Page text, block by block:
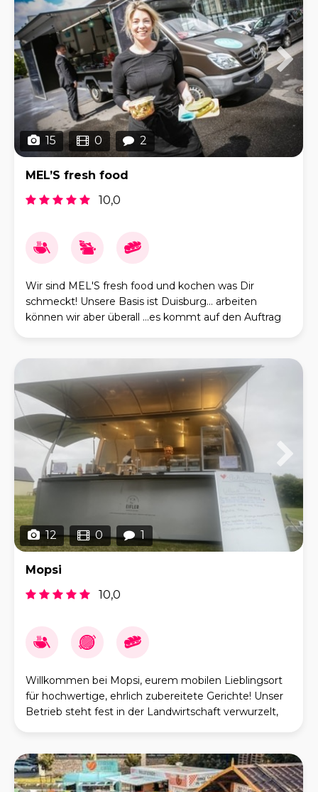
15 0 2
MEL’S fresh food
10,0
Wir sind MEL'S fresh food und kochen was Dir
schmeckt! Unsere Basis ist Duisburg... arbeiten
können wir aber überall ...es kommt auf den Auftrag
12 0 1
Mopsi
10,0
Willkommen bei Mopsi, eurem mobilen Lieblingsort
für hochwertige, ehrlich zubereitete Gerichte! Unser
Betrieb steht fest in der Landwirtschaft verwurzelt,